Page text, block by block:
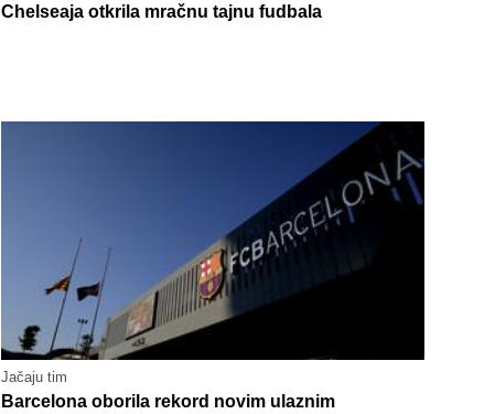
Chelseaja otkrila mračnu tajnu fudbala
Jačaju tim
Barcelona oborila rekord novim ulaznim